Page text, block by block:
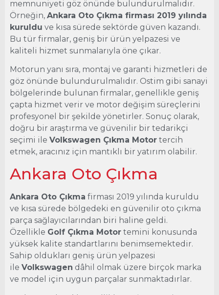
memnuniyeti göz önünde bulundurulmalıdır.
Örneğin, Ankara Oto Çıkma firması 2019 yılında
kuruldu ve kısa sürede sektörde güven kazandı.
Bu tür firmalar, geniş bir ürün yelpazesi ve
kaliteli hizmet sunmalarıyla öne çıkar.
Motorun yanı sıra, montaj ve garanti hizmetleri de
göz önünde bulundurulmalıdır. Ostim gibi sanayi
bölgelerinde bulunan firmalar, genellikle geniş
çapta hizmet verir ve motor değişim süreçlerini
profesyonel bir şekilde yönetirler. Sonuç olarak,
doğru bir araştırma ve güvenilir bir tedarikçi
seçimi ile Volkswagen Çıkma Motor tercih
etmek, aracınız için mantıklı bir yatırım olabilir.
Ankara Oto Çıkma
Ankara Oto Çıkma firması 2019 yılında kuruldu
ve kısa sürede bölgedeki en güvenilir oto çıkma
parça sağlayıcılarından biri haline geldi.
Özellikle Golf Çıkma Motor temini konusunda
yüksek kalite standartlarını benimsemektedir.
Sahip oldukları geniş ürün yelpazesi
ile Volkswagen dâhil olmak üzere birçok marka
ve model için uygun parçalar sunmaktadırlar.